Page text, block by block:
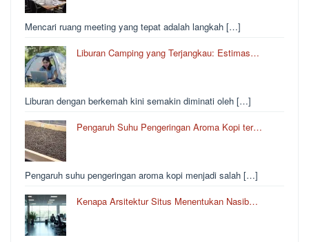
Mencari ruang meeting yang tepat adalah langkah […]
Liburan Camping yang Terjangkau: Estimas…
Liburan dengan berkemah kini semakin diminati oleh […]
Pengaruh Suhu Pengeringan Aroma Kopi ter…
Pengaruh suhu pengeringan aroma kopi menjadi salah […]
Kenapa Arsitektur Situs Menentukan Nasib…